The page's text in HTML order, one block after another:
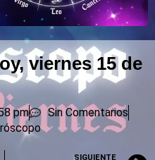
viernes 15 de
pm
Sin Comentarios
SIGUIENTE